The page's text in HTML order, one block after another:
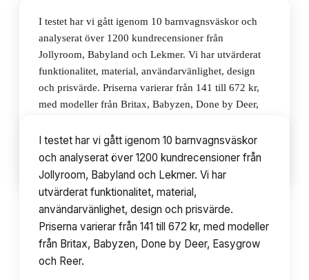
I testet har vi gått igenom 10 barnvagnsväskor och
analyserat över 1200 kundrecensioner från
Jollyroom, Babyland och Lekmer. Vi har utvärderat
funktionalitet, material, användarvänlighet, design
och prisvärde. Priserna varierar från 141 till 672 kr,
med modeller från Britax, Babyzen, Done by Deer,
Innehållsförteckning 10avsnitt
I testet har vi gått igenom 10 barnvagnsväskor
och analyserat över 1200 kundrecensioner från
Jollyroom, Babyland och Lekmer. Vi har
utvärderat funktionalitet, material,
användarvänlighet, design och prisvärde.
Priserna varierar från 141 till 672 kr, med modeller
från Britax, Babyzen, Done by Deer, Easygrow
och Reer.